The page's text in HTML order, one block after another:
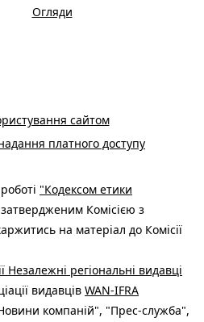
Огляди
сайтом
платного доступу
"Кодексом етики
Комісією з
на матеріал до Комісії
Незалежні регіональні видавці
видавців WAN-IFRA
компаній", "Прес-служба",